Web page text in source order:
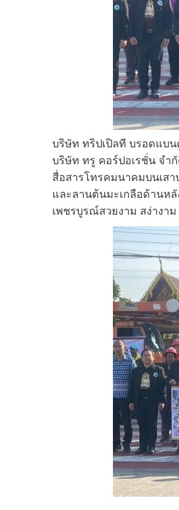
บริษัท ทริปเปิลที บรอดแบ
บริษัท ทรู คอร์ปอเรชั่น จำ
สื่อสารโทรคมนาคมบนเส
และลานต้นมะเกลือด้านหลั
เพชรบูรณ์สวยงาม สง่างา